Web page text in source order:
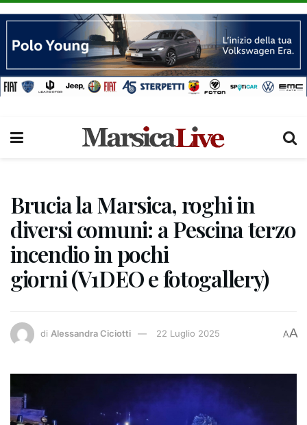
Brucia la Marsica, roghi in
diversi comuni: a Pescina terzo
incendio in pochi
giorni (V1DEO e fotogallery)
di Alessandra Ciciotti 22 Luglio 2025 AA